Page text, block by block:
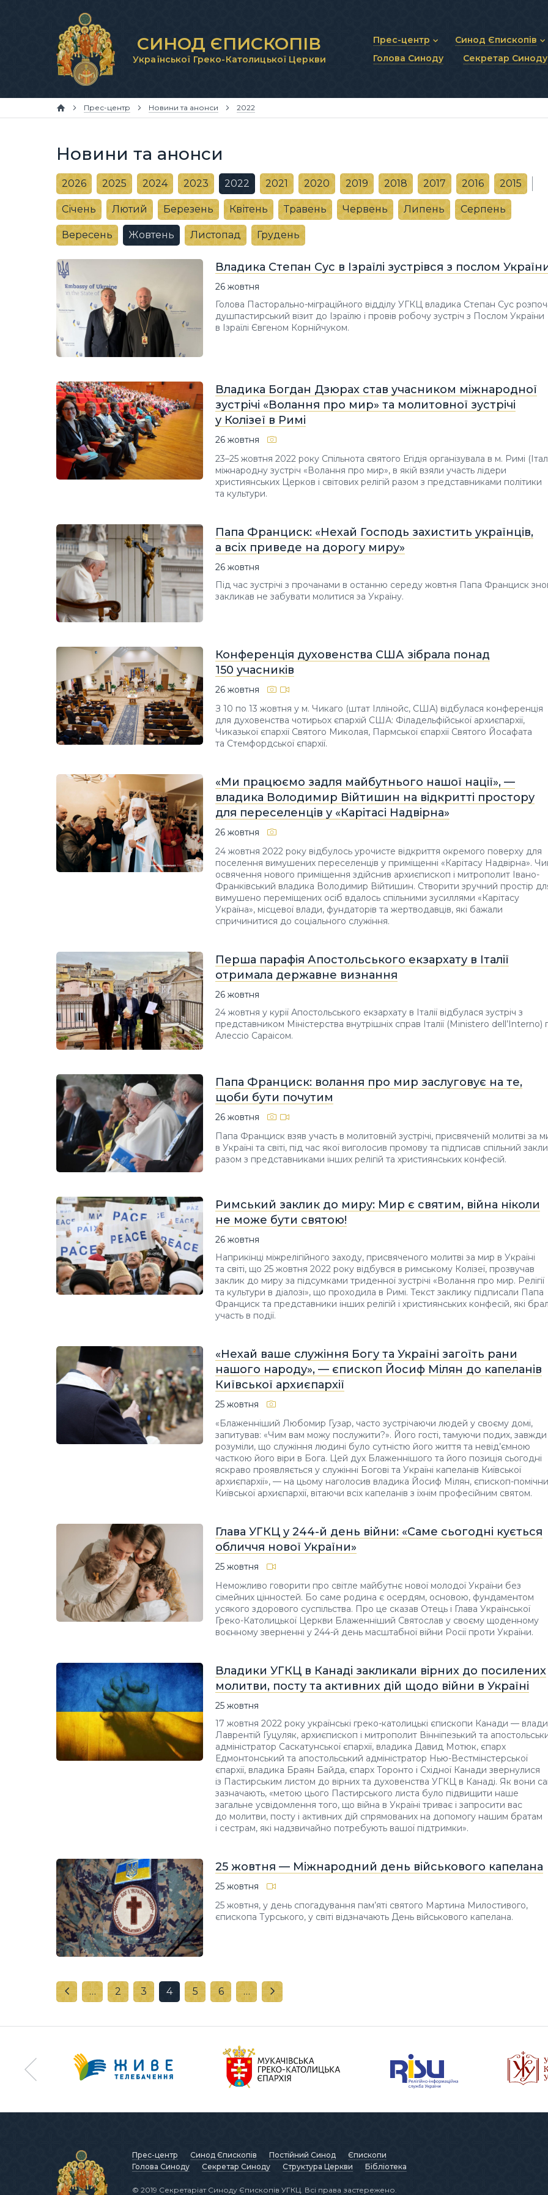
СИНОД ЄПИСКОПІВ
Української Греко-Католицької Церкви
Прес-центр
Новини та анонси
Синод Єпископів
Статут Синоду
Синодальні органи
Голова Синоду Секретар Синоду
Прес-центр Новини та анонси 2022
Новини та анонси
2026 2025 2024 2023 2022 2021 2020 2019 2018 2017 2016 2015
Січень Лютий Березень Квітень Травень Червень Липень Серпень
Вересень Жовтень Листопад Грудень
Владика Степан Сус в Ізраїлі зустрівся з послом
26 жовтня
Голова Пасторально-міграційного відділу УГКЦ владика Степан Сус
душпастирський візит до Ізраїлю і провів робочу зустріч з Послом України
в Ізраїлі Євгеном Корнійчуком.
Владика Богдан Дзюрах став учасником міжнародної
зустрічі «Волання про мир» та молитовної зустрічі
у Колізеї в Римі
26 жовтня
23–25 жовтня 2022 року Спільнота святого Егідія організувала в м. Римі
міжнародну зустріч «Волання про мир», в якій взяли участь лідери
християнських Церков і світових релігій разом з представниками політики
та культури.
Папа Франциск: «Нехай Господь захистить українців,
а всіх приведе на дорогу миру»
26 жовтня
Під час зустрічі з прочанами в останню середу жовтня Папа Франциск
закликав не забувати молитися за Україну.
Конференція духовенства США зібрала понад
150 учасників
26 жовтня
З 10 по 13 жовтня у м. Чикаго (штат Іллінойс, США) відбулася конференція
для духовенства чотирьох єпархій США: Філадельфійської архиєпархії,
Чиказької єпархії Святого Миколая, Пармської єпархії Святого Йосафата
та Стемфордської єпархії.
«Ми працюємо задля майбутнього нашої нації», —
владика Володимир Війтишин на відкритті простору
для переселенців у «Карітасі Надвірна»
26 жовтня
24 жовтня 2022 року відбулось урочисте відкриття окремого поверху для
поселення вимушених переселенців у приміщенні «Карітасу Надвірна».
освячення нового приміщення здійснив архиєпископ і митрополит Івано-
Франківський владика Володимир Війтишин. Створити зручний простір
вимушено переміщених осіб вдалось спільними зусиллями «Карітасу
Україна», місцевої влади, фундаторів та жертводавців, які бажали
спричинитися до соціального служіння.
Перша парафія Апостольського екзархату в Італії
отримала державне визнання
26 жовтня
24 жовтня у курії Апостольського екзархату в Італії відбулася зустріч з
представником Міністерства внутрішніх справ Італії (Ministero dell’Interno)
Алессіо Сараісом.
Папа Франциск: волання про мир заслуговує на те,
щоби бути почутим
26 жовтня
Папа Франциск взяв участь в молитовній зустрічі, присвяченій молитві за
в Україні та світі, під час якої виголосив промову та підписав спільний
разом з представниками інших релігій та християнських конфесій.
Римський заклик до миру: Мир є святим, війна ніколи
не може бути святою!
26 жовтня
Наприкінці міжрелігійного заходу, присвяченого молитві за мир в Україні
та світі, що 25 жовтня 2022 року відбувся в римському Колізеї, прозвучав
заклик до миру за підсумками триденної зустрічі «Волання про мир. Релігії
та культури в діалозі», що проходила в Римі. Текст заклику підписали Папа
Франциск та представники інших релігій і християнських конфесій, які
участь в події.
«Нехай ваше служіння Богу та Україні загоїть рани
нашого народу», — єпископ Йосиф Мілян до капеланів
Київської архиєпархії
25 жовтня
«Блаженніший Любомир Гузар, часто зустрічаючи людей у своєму домі,
запитував: «Чим вам можу послужити?». Його гості, тамуючи подих, завжди
розуміли, що служіння людині було сутністю його життя та невід’ємною
часткою його віри в Бога. Цей дух Блаженнішого та його позиція сьогодні
яскраво проявляється у служінні Богові та Україні капеланів Київської
архиєпархії», — на цьому наголосив владика Йосиф Мілян, єпископ-
Київської архиєпархії, вітаючи всіх капеланів з їхнім професійним святом.
Глава УГКЦ у 244-й день війни: «Саме сьогодні кується
обличчя нової України»
25 жовтня
Неможливо говорити про світле майбутнє нової молодої України без
сімейних цінностей. Бо саме родина є осердям, основою, фундаментом
усякого здорового суспільства. Про це сказав Отець і Глава Української
Греко-Католицької Церкви Блаженніший Святослав у своєму щоденному
воєнному зверненні у 244-й день масштабної війни Росії проти України.
Владики УГКЦ в Канаді закликали вірних до посилених
молитви, посту та активних дій щодо війни в Україні
25 жовтня
17 жовтня 2022 року українські греко-католицькі єпископи Канади —
Лаврентій Гуцуляк, архиєпископ і митрополит Вінніпезький та
адміністратор Саскатунської єпархії, владика Давид Мотюк, єпарх
Едмонтонський та апостольський адміністратор Нью-Вестмінстерської
єпархії, владика Браян Байда, єпарх Торонто і Східної Канади звернулися
із Пастирським листом до вірних та духовенства УГКЦ в Канаді. Як вони
зазначають, «метою цього Пастирського листа було підвищити наше
загальне усвідомлення того, що війна в Україні триває і запросити вас
до молитви, посту і активних дій спрямованих на допомогу нашим братам
і сестрам, які надзвичайно потребують вашої підтримки».
25 жовтня — Міжнародний день військового капелана
25 жовтня
25 жовтня, у день спогадування пам’яті святого Мартина Милостивого,
єпископа Турського, у світі відзначають День військового капелана.
… 2 3 4 5 6 …
Прес-центр Синод Єпископів Постійний Синод
Єпископи
Голова Синоду
Секретар Синоду Структура Церкви Бібліотека
© 2019 Секретаріат Синоду Єпископів УГКЦ. Всі права застережено.